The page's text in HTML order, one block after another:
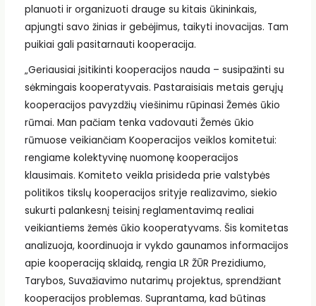
planuoti ir organizuoti drauge su kitais ūkininkais,
apjungti savo žinias ir gebėjimus, taikyti inovacijas. Tam
puikiai gali pasitarnauti kooperacija.
„Geriausiai įsitikinti kooperacijos nauda – susipažinti su
sėkmingais kooperatyvais. Pastaraisiais metais gerųjų
kooperacijos pavyzdžių viešinimu rūpinasi Žemės ūkio
rūmai. Man pačiam tenka vadovauti Žemės ūkio
rūmuose veikiančiam Kooperacijos veiklos komitetui:
rengiame kolektyvinę nuomonę kooperacijos
klausimais. Komiteto veikla prisideda prie valstybės
politikos tikslų kooperacijos srityje realizavimo, siekio
sukurti palankesnį teisinį reglamentavimą realiai
veikiantiems žemės ūkio kooperatyvams. Šis komitetas
analizuoja, koordinuoja ir vykdo gaunamos informacijos
apie kooperaciją sklaidą, rengia LR ŽŪR Prezidiumo,
Tarybos, Suvažiavimo nutarimų projektus, sprendžiant
kooperacijos problemas. Suprantama, kad būtinas